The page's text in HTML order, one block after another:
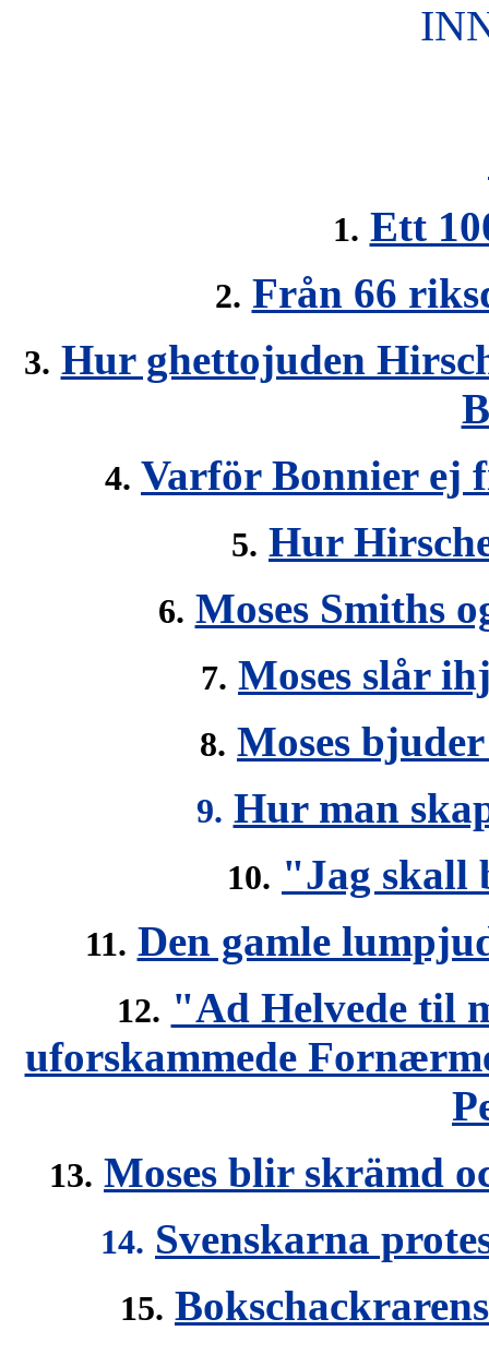
1. Ett
2. Från 66
3. Hur ghettojuden
4. Varför Bonnier ej
5. Hur
6. Moses Smiths
7. Moses slår
8. Moses
9. Hur man
10. "Jag skall
11. Den gamle
12. "Ad Helvede til
uforskammede
13. Moses blir skrämd
14. Svenskarna
15.